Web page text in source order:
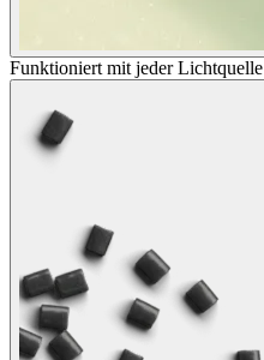
Funktioniert mit jeder Lichtquelle